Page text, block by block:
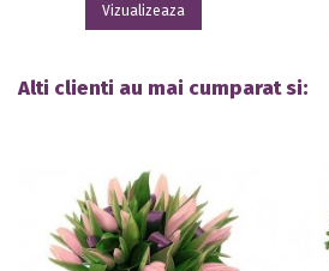
Vizualizeaza
Alti clienti au mai cumparat si: